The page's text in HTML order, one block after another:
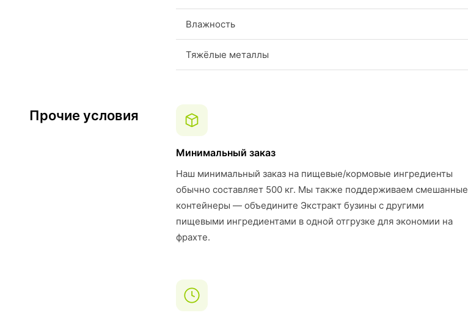
Влажность
Тяжёлые металлы
Прочие условия
Минимальный заказ
Наш минимальный заказ на пищевые/кормовые ингредиенты
обычно составляет 500 кг. Мы также поддерживаем смешанные
контейнеры — объедините Экстракт бузины с другими
пищевыми ингредиентами в одной отгрузке для экономии на
фрахте.